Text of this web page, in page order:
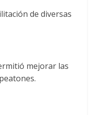
de diversas
mejorar las